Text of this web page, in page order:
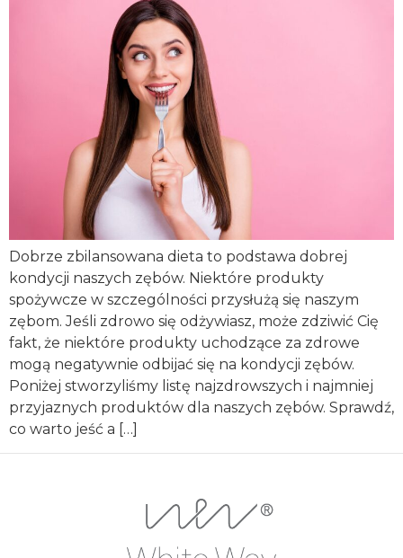
Dobrze zbilansowana dieta to podstawa dobrej
kondycji naszych zębów. Niektóre produkty
spożywcze w szczególności przysłużą się naszym
zębom. Jeśli zdrowo się odżywiasz, może zdziwić Cię
fakt, że niektóre produkty uchodzące za zdrowe
mogą negatywnie odbijać się na kondycji zębów.
Poniżej stworzyliśmy listę najzdrowszych i najmniej
przyjaznych produktów dla naszych zębów. Sprawdź,
co warto jeść a […]